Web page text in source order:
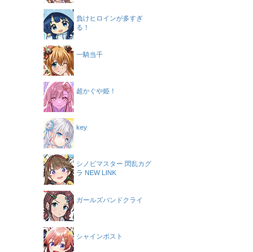
負けヒロインが多すぎ
る！
一騎当千
超かぐや姫！
key
シノビマスター 閃乱カグ
ラ NEW LINK
ガールズバンドクライ
シャインポスト